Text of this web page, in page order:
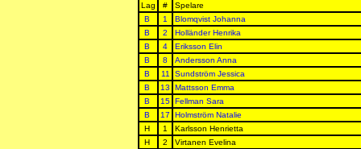
Lag #
Spelare
B
1
Blomqvist Johanna
B
2
Holländer Henrika
B
4
Eriksson Elin
B
8
Andersson Anna
B
11
Sundström Jessica
B
13
Mattsson Emma
B
15
Fellman Sara
B
17
Holmström Natalie
H
1
Karlsson Henrietta
H
2
Virtanen Evelina